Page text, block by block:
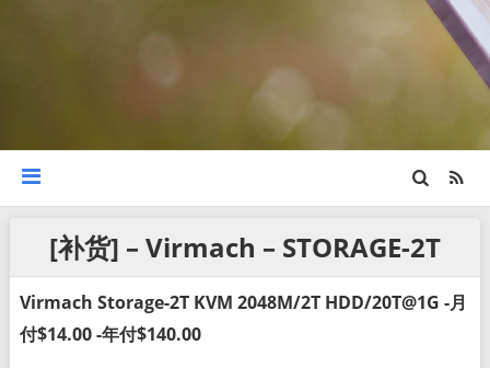
[补货] – Virmach – STORAGE-2T
Virmach Storage-2T KVM 2048M/2T HDD/20T@1G -月
付$14.00 -年付$140.00